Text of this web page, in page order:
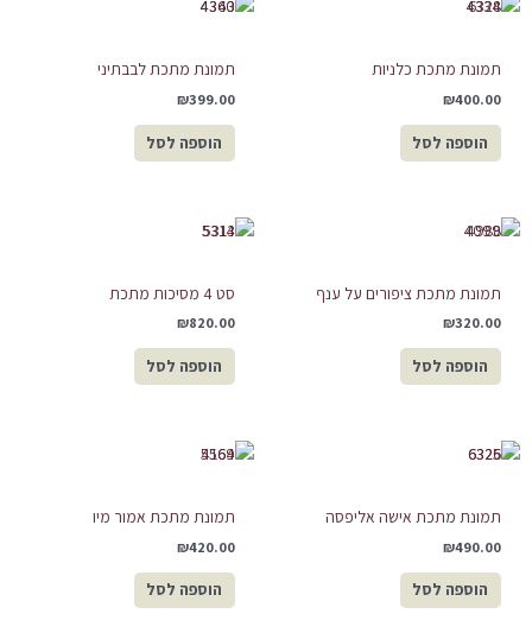
תמונת מתכת כלניות
₪400.00
הוספה לסל
תמונת מתכת לבבתיני
₪399.00
הוספה לסל
תמונת מתכת ציפורים על ענף
₪320.00
הוספה לסל
סט 4 מסיכות מתכת
₪820.00
הוספה לסל
תמונת מתכת אישה אליפסה
₪490.00
הוספה לסל
תמונת מתכת אמור מיו
₪420.00
הוספה לסל